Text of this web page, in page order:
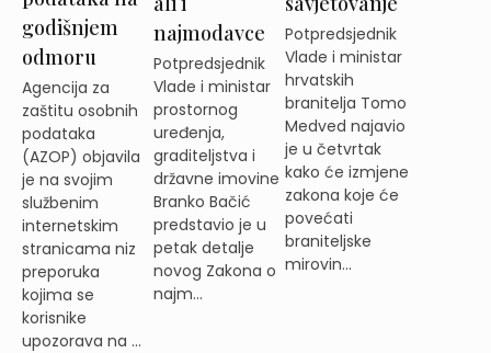
godišnjem
odmoru
Agencija za
zaštitu osobnih
podataka
(AZOP) objavila
je na svojim
službenim
internetskim
stranicama niz
preporuka
kojima se
korisnike
upozorava na ...
najmodavce
Potpredsjednik
Vlade i ministar
prostornog
uređenja,
graditeljstva i
državne imovine
Branko Bačić
predstavio je u
petak detalje
novog Zakona o
najm...
Potpredsjednik
Vlade i ministar
hrvatskih
branitelja Tomo
Medved najavio
je u četvrtak
kako će izmjene
zakona koje će
povećati
braniteljske
mirovin...